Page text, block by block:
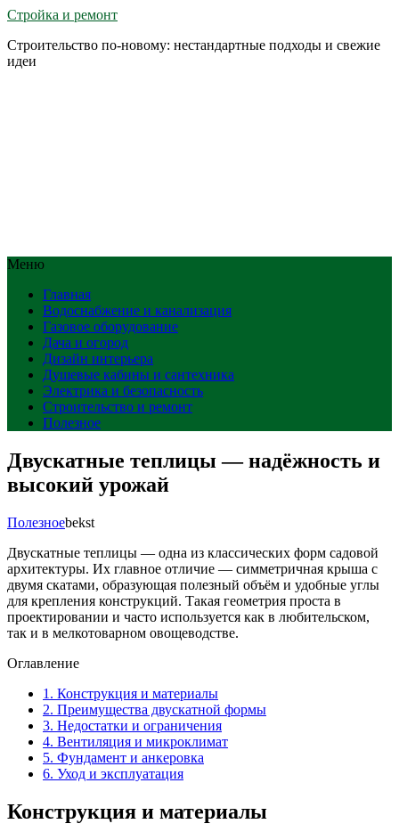
Стройка и ремонт
Строительство по-новому: нестандартные подходы и свежие
идеи
Меню
Главная
Водоснабжение и канализация
Газовое оборудование
Дача и огород
Дизайн интерьера
Душевые кабины и сантехника
Электрика и безопасность
Строительство и ремонт
Полезное
Двускатные теплицы — надёжность и
высокий урожай
Полезноеbekst
Двускатные теплицы — одна из классических форм садовой
архитектуры. Их главное отличие — симметричная крыша с
двумя скатами, образующая полезный объём и удобные углы
для крепления конструкций. Такая геометрия проста в
проектировании и часто используется как в любительском,
так и в мелкотоварном овощеводстве.
Оглавление
1. Конструкция и материалы
2. Преимущества двускатной формы
3. Недостатки и ограничения
4. Вентиляция и микроклимат
5. Фундамент и анкеровка
6. Уход и эксплуатация
Конструкция и материалы